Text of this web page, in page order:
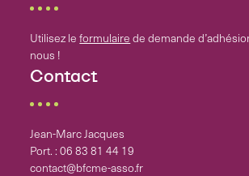
Utilisez leformulaire de demande
nous !
Contact
Jean-Marc Jacques
Port. : 06 83 81 44 19
contact@bfcme-asso.fr